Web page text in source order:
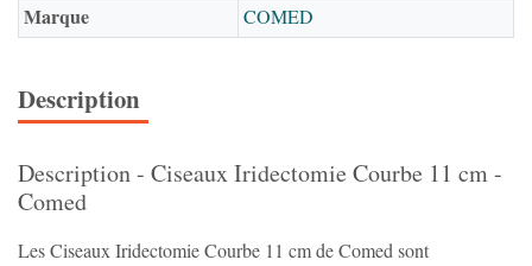
Marque COMED
Description
Description - Ciseaux Iridectomie Courbe 11 cm -
Comed
Les Ciseaux Iridectomie Courbe 11 cm de Comed sont